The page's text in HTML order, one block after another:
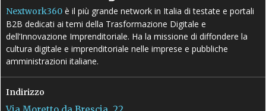
Nextwork360 è il più grande network in Italia di testate e portali
B2B dedicati ai temi della Trasformazione Digitale e
dell’Innovazione Imprenditoriale. Ha la missione di diffondere la
cultura digitale e imprenditoriale nelle imprese e pubbliche
amministrazioni italiane.
Indirizzo